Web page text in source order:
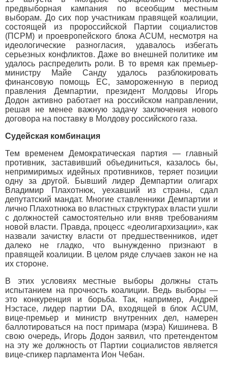
предвыборная кампания по всеобщим местным
выборам. До сих пор участникам правящей коалиции,
состоящей из пророссийской Партии социалистов
(ПСРМ) и проевропейского блока ACUM, несмотря на
идеологические разногласия, удавалось избегать
серьезных конфликтов. Даже во внешней политике им
удалось распределить роли. В то время как премьер-
министру Майе Санду удалось разблокировать
финансовую помощь ЕС, замороженную в период
правления Демпартии, президент Молдовы Игорь
Додон активно работает на российском направлении,
решая не менее важную задачу заключения нового
договора на поставку в Молдову российского газа.
Судейская комбинация
Тем временем Демократическая партия — главный
противник, заставивший объединиться, казалось бы,
непримиримых идейных противников, теряет позиции
одну за другой. Бывший лидер Демпартии олигарх
Владимир Плахотнюк, уехавший из страны, сдал
депутатский мандат. Многие ставленники Демпартии и
лично Плахотнюка во властных структурах власти ушли
с должностей самостоятельно или вняв требованиям
новой власти. Правда, процесс «деолигархизации», как
назвали зачистку власти от предшественников, идет
далеко не гладко, что вынужденно признают в
правящей коалиции. В целом ряде случаев закон не на
их стороне.
В этих условиях местные выборы должны стать
испытанием на прочность коалиции. Ведь выборы —
это конкуренция и борьба. Так, например, Андрей
Нэстасе, лидер партии DA, входящей в блок ACUM,
вице-премьер и министр внутренних дел, намерен
баллотироваться на пост примара (мэра) Кишинева. В
свою очередь, Игорь Додон заявил, что претендентом
на эту же должность от Партии социалистов является
вице-спикер парламента Ион Чебан.